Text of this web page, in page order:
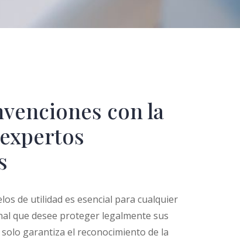
con la
de utilidad es esencial para cualquier
que desee proteger legalmente sus
garantiza el reconocimiento de la